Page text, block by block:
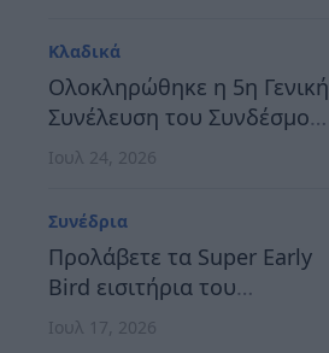
Κλαδικά
Ολοκληρώθηκε η 5η Γενική
Συνέλευση του Συνδέσμου
Οργανωτών &
Ελλάδος
Ιουλ 24, 2026
Συνέδρια
Προλάβετε τα Super Early
Bird εισιτήρια του
Advanced Telecoms
Ιουλ 17, 2026